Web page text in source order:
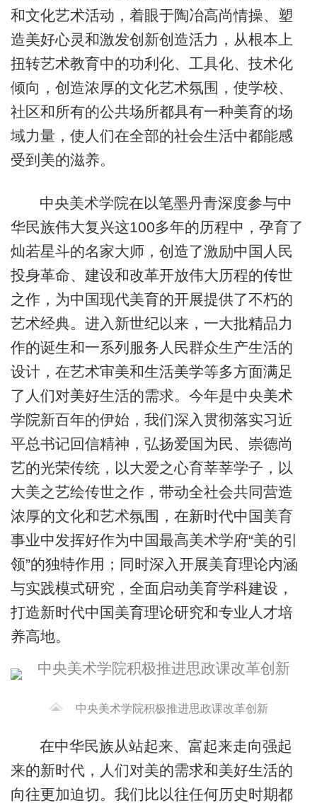
和文化艺术活动，着眼于陶冶高尚情操、塑
造美好心灵和激发创新创造活力，从根本上
扭转艺术教育中的功利化、工具化、技术化
倾向，创造浓厚的文化艺术氛围，使学校、
社区和所有的公共场所都具有一种美育的场
域力量，使人们在全部的社会生活中都能感
受到美的滋养。
中央美术学院在以笔墨丹青深度参与中
华民族伟大复兴这100多年的历程中，孕育了
灿若星斗的名家大师，创造了激励中国人民
投身革命、建设和改革开放伟大历程的传世
之作，为中国现代美育的开展提供了不朽的
艺术经典。进入新世纪以来，一大批精品力
作的诞生和一系列服务人民群众生产生活的
设计，在艺术审美和生活美学等多方面满足
了人们对美好生活的需求。今年是中央美术
学院新百年的伊始，我们深入贯彻落实习近
平总书记回信精神，弘扬爱国为民、崇德尚
艺的光荣传统，以大爱之心育莘莘学子，以
大美之艺绘传世之作，带动全社会共同营造
浓厚的文化和艺术氛围，在新时代中国美育
事业中发挥好作为中国最高美术学府“美的引
领”的独特作用；同时深入开展美育理论内涵
与实践模式研究，全面启动美育学科建设，
打造新时代中国美育理论研究和专业人才培
养高地。
中央美术学院积极推进思政课改革创新
在中华民族从站起来、富起来走向强起
来的新时代，人们对美的需求和美好生活的
向往更加迫切。我们比以往任何历史时期都